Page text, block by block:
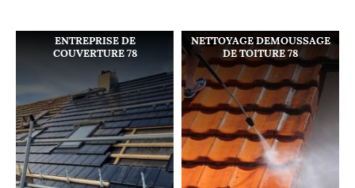
ENTREPRISE DE
COUVERTURE 78
NETTOYAGE DEMOUSSAGE
DE TOITURE 78